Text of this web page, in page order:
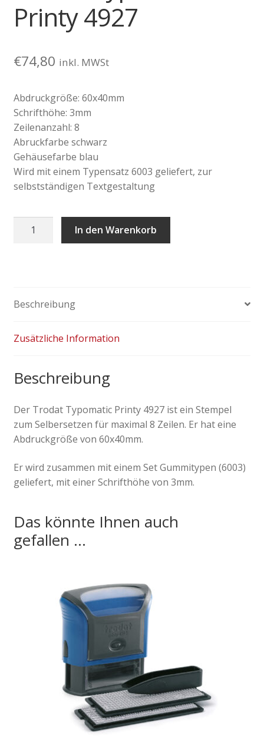
Printy 4927
€74,80 inkl. MWSt
Abdruckgröße: 60x40mm
Schrifthöhe: 3mm
Zeilenanzahl: 8
Abruckfarbe schwarz
Gehäusefarbe blau
Wird mit einem Typensatz 6003 geliefert, zur
selbstständigen Textgestaltung
Trodat
In den Warenkorb
Beschreibung
Zusätzliche Information
Beschreibung
Der Trodat Typomatic Printy 4927 ist ein Stempel
zum Selbersetzen für maximal 8 Zeilen. Er hat eine
Abdruckgröße von 60x40mm.
Er wird zusammen mit einem Set Gummitypen (6003)
geliefert, mit einer Schrifthöhe von 3mm.
Das könnte Ihnen auch
gefallen …